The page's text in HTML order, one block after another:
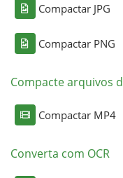
Compactar JPG
Compactar PNG
Compacte arquivos
Compactar MP4
Converta com OCR